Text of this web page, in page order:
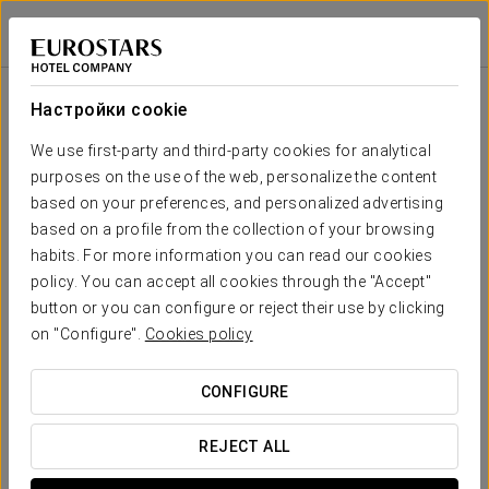
Настройки cookie
We use first-party and third-party cookies for analytical
purposes on the use of the web, personalize the content
based on your preferences, and personalized advertising
based on a profile from the collection of your browsing
habits. For more information you can read our cookies
policy. You can accept all cookies through the "Accept"
button or you can configure or reject their use by clicking
on "Configure". Cookies policy
CONFIGURE
REJECT ALL
Crisol Almirante Bonifaz
БУРГОС
твоя свадьба в
ЗАПРОСИТЬ СМЕТУ